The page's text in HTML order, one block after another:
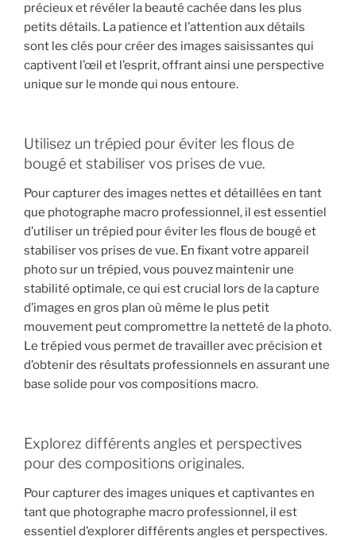
précieux et révéler la beauté cachée dans les plus
petits détails. La patience et l’attention aux détails
sont les clés pour créer des images saisissantes qui
captivent l’œil et l’esprit, offrant ainsi une perspective
unique sur le monde qui nous entoure.
Utilisez un trépied pour éviter les flous de
bougé et stabiliser vos prises de vue.
Pour capturer des images nettes et détaillées en tant
que photographe macro professionnel, il est essentiel
d’utiliser un trépied pour éviter les flous de bougé et
stabiliser vos prises de vue. En fixant votre appareil
photo sur un trépied, vous pouvez maintenir une
stabilité optimale, ce qui est crucial lors de la capture
d’images en gros plan où même le plus petit
mouvement peut compromettre la netteté de la photo.
Le trépied vous permet de travailler avec précision et
d’obtenir des résultats professionnels en assurant une
base solide pour vos compositions macro.
Explorez différents angles et perspectives
pour des compositions originales.
Pour capturer des images uniques et captivantes en
tant que photographe macro professionnel, il est
essentiel d’explorer différents angles et perspectives.